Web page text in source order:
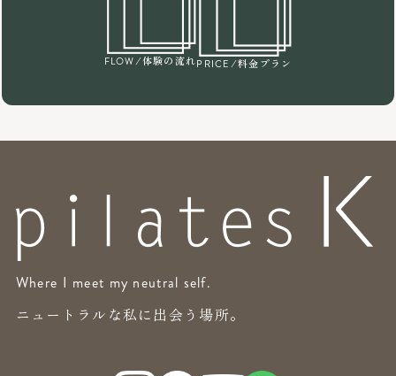
FLOW /体験の流れPRICE /料金プラン
Where I meet my neutral self.
ニュートラルな私に出会う場所。